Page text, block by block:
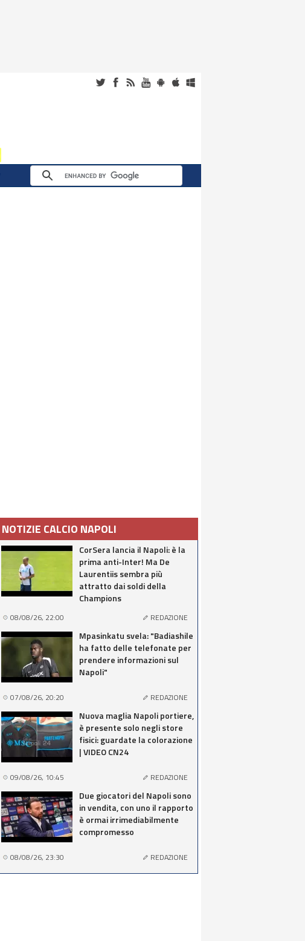
NOTIZIE CALCIO NAPOLI
CorSera lancia il Napoli: è la
prima anti-Inter! Ma De
Laurentiis sembra più
attratto dai soldi della
Champions
08/08/26, 22:00 REDAZIONE
Mpasinkatu svela: "Badiashile
ha fatto delle telefonate per
prendere informazioni sul
Napoli"
07/08/26, 20:20 REDAZIONE
Nuova maglia Napoli portiere,
è presente solo negli store
fisici: guardate la colorazione
| VIDEO CN24
09/08/26, 10:45 REDAZIONE
Due giocatori del Napoli sono
in vendita, con uno il rapporto
è ormai irrimediabilmente
compromesso
08/08/26, 23:30 REDAZIONE